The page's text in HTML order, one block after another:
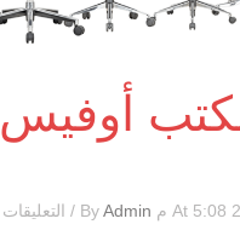
أوفيس
Admin
/ التعليقات